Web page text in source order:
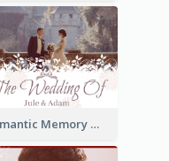
Romantic Memory Wedding Photo Book